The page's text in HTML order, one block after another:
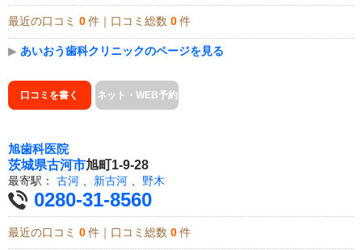
最近の口コミ 0 件｜口コミ総数 0 件
▶ あいおう歯科クリニックのページを見る
口コミを書く ネット・WEB予約
旭歯科医院
茨城県古河市旭町1-9-28
最寄駅： 古河 新古河 野木
0280-31-8560
最近の口コミ 0 件｜口コミ総数 0 件